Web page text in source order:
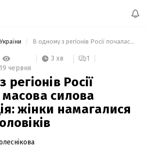
В одному з регіонів Росії почалася масова силова мобілізація: жінки намагалися відбити чоловіків
3 хв
1
19 червня
регіонів Росії
силова
жінки намагалися